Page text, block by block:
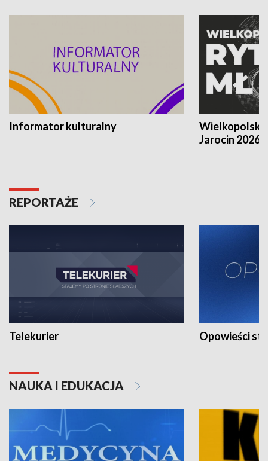
Informator kulturalny
Jarocin 2026
REPORTAŻE
Telekurier Opowieści
NAUKA I EDUKACJA